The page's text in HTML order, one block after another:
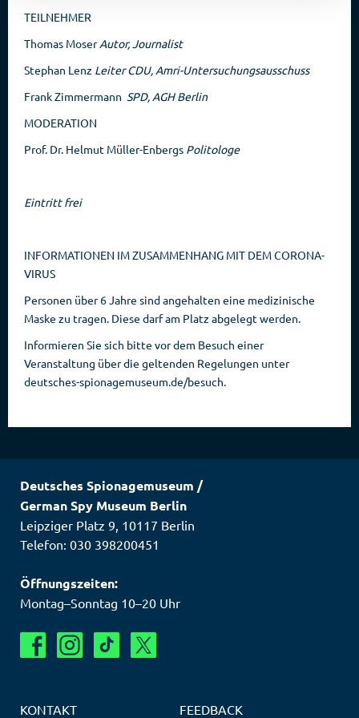
TEILNEHMER
Thomas MoserAutor, Journalist
Stephan Lenz Leiter CDU, Amri-Untersuchungsausschuss
Frank Zimmermann SPD, AGH Berlin
MODERATION
Prof. Dr. Helmut Müller-Enbergs Politologe
Eintritt frei
INFORMATIONEN IM ZUSAMMENHANG MIT DEM CORONA-
VIRUS
Personen über 6 Jahre sind angehalten eine medizinische
Maske zu tragen. Diese darf am Platz abgelegt werden.
Informieren Sie sich bitte vor dem Besuch einer
Veranstaltung über die geltenden Regelungen unter
deutsches-spionagemuseum.de/besuch.
Deutsches Spionagemuseum /
German Spy Museum Berlin
Leipziger Platz 9, 10117 Berlin
Telefon: 030 398200451
Öffnungszeiten:
Montag–Sonntag 10–20 Uhr
KONTAKT FEEDBACK